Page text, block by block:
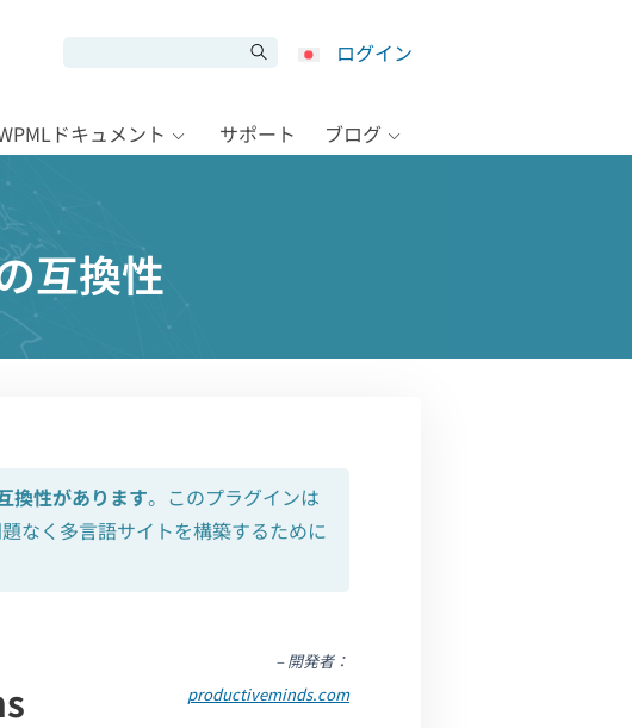
ログイン
ドキュメント サポート ブログ
互換性
換性があります。このプラグインは
なく多言語サイトを構築するために
– 開発者：
productiveminds.com